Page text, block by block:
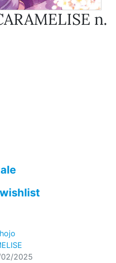
n.
02/2025